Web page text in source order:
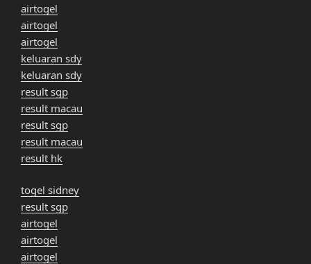
airtogel
airtogel
airtogel
keluaran sdy
keluaran sdy
result sgp
result macau
result sgp
result macau
result hk
togel sidney
result sgp
airtogel
airtogel
airtogel